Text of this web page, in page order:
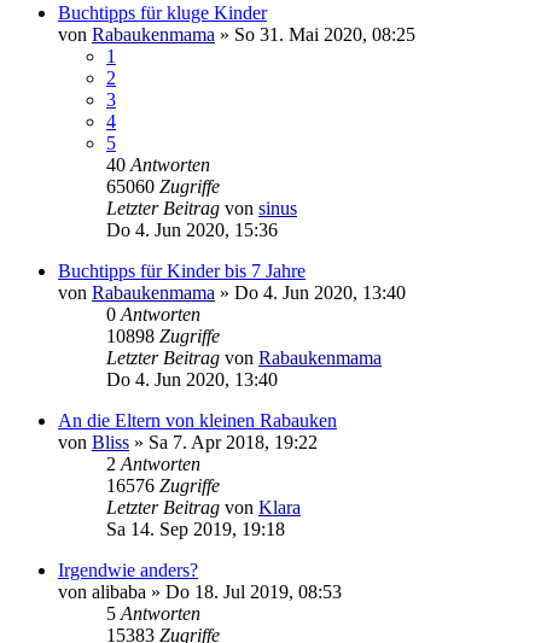
Buchtipps für kluge Kinder
von Rabaukenmama » So 31. Mai 2020, 08:25
1
2
3
4
5
40 Antworten
65060 Zugriffe
Letzter Beitrag von sinus
Do 4. Jun 2020, 15:36
Buchtipps für Kinder bis 7 Jahre
von Rabaukenmama » Do 4. Jun 2020, 13:40
0 Antworten
10898 Zugriffe
Letzter Beitrag von Rabaukenmama
Do 4. Jun 2020, 13:40
An die Eltern von kleinen Rabauken
von Bliss » Sa 7. Apr 2018, 19:22
2 Antworten
16576 Zugriffe
Letzter Beitrag von Klara
Sa 14. Sep 2019, 19:18
Irgendwie anders?
von alibaba » Do 18. Jul 2019, 08:53
5 Antworten
15383 Zugriffe